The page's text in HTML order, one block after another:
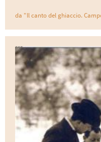
da "Il canto del ghiaccio.